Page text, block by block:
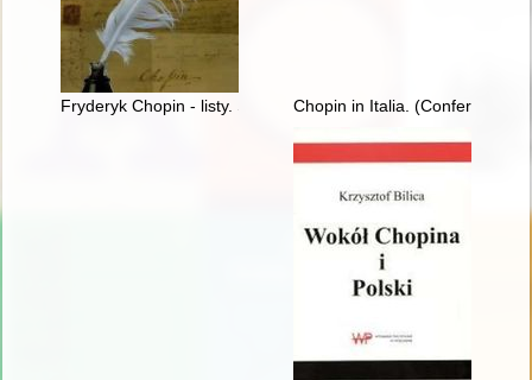
Fryderyk Chopin - listy. Skarbiec spuścizny epistolarnej w
Chopin in Italia. (Conferenze